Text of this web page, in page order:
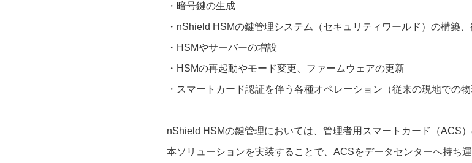
・暗号鍵の生成
・nShield HSMの鍵管理システム（セキュリティワールド）の構築
・HSMやサーバーの増設
・HSMの再起動やモード変更、ファームウェアの更新
・スマートカード認証を伴う各種オペレーション（従来の現地での
nShield HSMの鍵管理においては、管理者用スマートカード（ACS）
本ソリューションを実装することで、ACSをデータセンターへ持ち